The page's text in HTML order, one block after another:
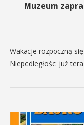
Muzeum
Wakacje rozpoczną
Niepodległości już